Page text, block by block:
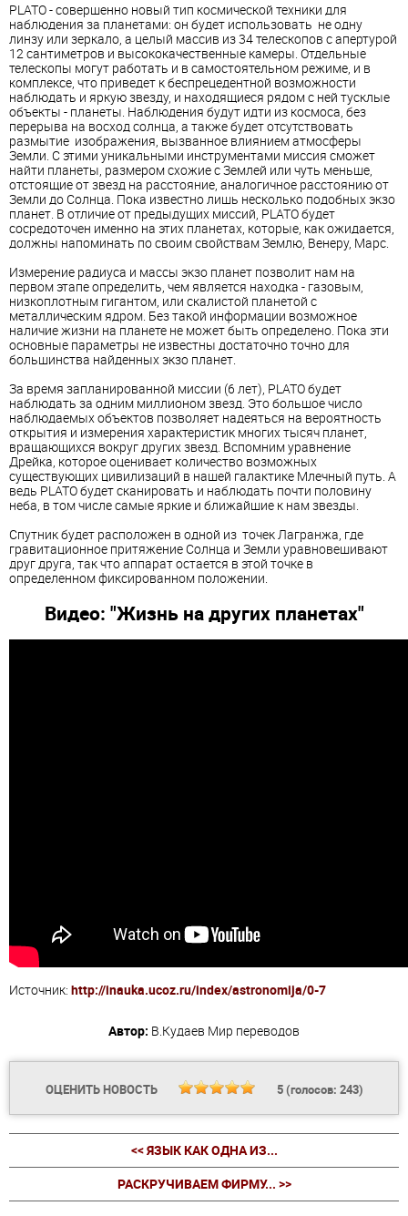
PLATO - совершенно новый тип космической техники для
наблюдения за планетами: он будет использовать не одну
линзу или зеркало, а целый массив из 34 телескопов с апертурой
12 сантиметров и высококачественные камеры. Отдельные
телескопы могут работать и в самостоятельном режиме, и в
комплексе, что приведет к беспрецедентной возможности
наблюдать и яркую звезду, и находящиеся рядом с ней тусклые
объекты - планеты. Наблюдения будут идти из космоса, без
перерыва на восход солнца, а также будет отсутствовать
размытие изображения, вызванное влиянием атмосферы
Земли. С этими уникальными инструментами миссия сможет
найти планеты, размером схожие с Землей или чуть меньше,
отстоящие от звезд на расстояние, аналогичное расстоянию от
Земли до Солнца. Пока известно лишь несколько подобных экзо
планет. В отличие от предыдущих миссий, PLATO будет
сосредоточен именно на этих планетах, которые, как ожидается,
должны напоминать по своим свойствам Землю, Венеру, Марс.
Измерение радиуса и массы экзо планет позволит нам на
первом этапе определить, чем является находка - газовым,
низкоплотным гигантом, или скалистой планетой с
металлическим ядром. Без такой информации возможное
наличие жизни на планете не может быть определено. Пока эти
основные параметры не известны достаточно точно для
большинства найденных экзо планет.
За время запланированной миссии (6 лет), PLATO будет
наблюдать за одним миллионом звезд. Это большое число
наблюдаемых объектов позволяет надеяться на вероятность
открытия и измерения характеристик многих тысяч планет,
вращающихся вокруг других звезд. Вспомним уравнение
Дрейка, которое оценивает количество возможных
существующих цивилизаций в нашей галактике Млечный путь. А
ведь PLATO будет сканировать и наблюдать почти половину
неба, в том числе самые яркие и ближайшие к нам звезды.
Спутник будет расположен в одной из точек Лагранжа, где
гравитационное притяжение Солнца и Земли уравновешивают
друг друга, так что аппарат остается в этой точке в
определенном фиксированном положении.
Видео: "Жизнь на других планетах"
Источник: http://inauka.ucoz.ru/index/astronomija/0-7
Автор: В.Кудаев Мир переводов
ОЦЕНИТЬ НОВОСТЬ 5(голосов: 243)
<< ЯЗЫК КАК ОДНА ИЗ...
РАСКРУЧИВАЕМ ФИРМУ... >>